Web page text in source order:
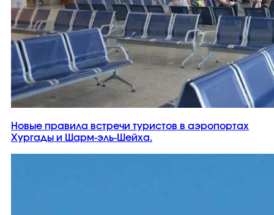
Новые правила встречи туристов в аэропортах
Хургады и Шарм-эль-Шейха.